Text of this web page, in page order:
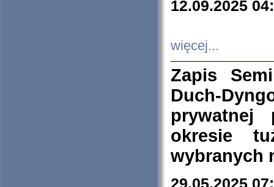
12.09.2025
więcej...
Zapis
Duch-
prywatnej
okresie
wybranych
29.05.2025